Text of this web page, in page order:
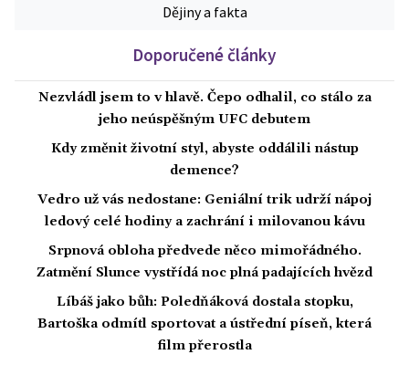
Dějiny a fakta
Doporučené články
Nezvládl jsem to v hlavě. Čepo odhalil, co stálo za
jeho neúspěšným UFC debutem
Kdy změnit životní styl, abyste oddálili nástup
demence?
Vedro už vás nedostane: Geniální trik udrží nápoj
ledový celé hodiny a zachrání i milovanou kávu
Srpnová obloha předvede něco mimořádného.
Zatmění Slunce vystřídá noc plná padajících hvězd
Líbáš jako bůh: Poledňáková dostala stopku,
Bartoška odmítl sportovat a ústřední píseň, která
film přerostla